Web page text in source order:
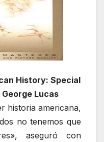
History: Special
Lucas
historia americana,
no tenemos que
aseguró con